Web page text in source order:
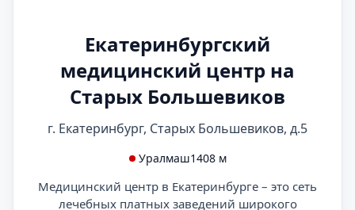
Екатеринбургский
медицинский центр на
Старых Большевиков
г. Екатеринбург, Старых Большевиков, д.5
Уралмаш1408 м
Медицинский центр в Екатеринбурге – это сеть
лечебных платных заведений широкого